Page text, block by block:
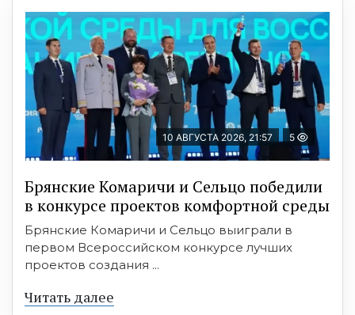
10 АВГУСТА 2026, 21:57 5
Брянские Комаричи и Сельцо победили
в конкурсе проектов комфортной среды
Брянские Комаричи и Сельцо выиграли в
первом Всероссийском конкурсе лучших
проектов создания ...
Читать далее